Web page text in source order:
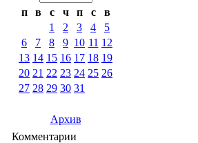
п в с ч п с
в
1
2 3 4
5
6
7 8 9 10 11 12
13 14 15 16 17 18 19
20 21 22 23 24 25 26
27 28 29 30 31
Архив
Комментарии